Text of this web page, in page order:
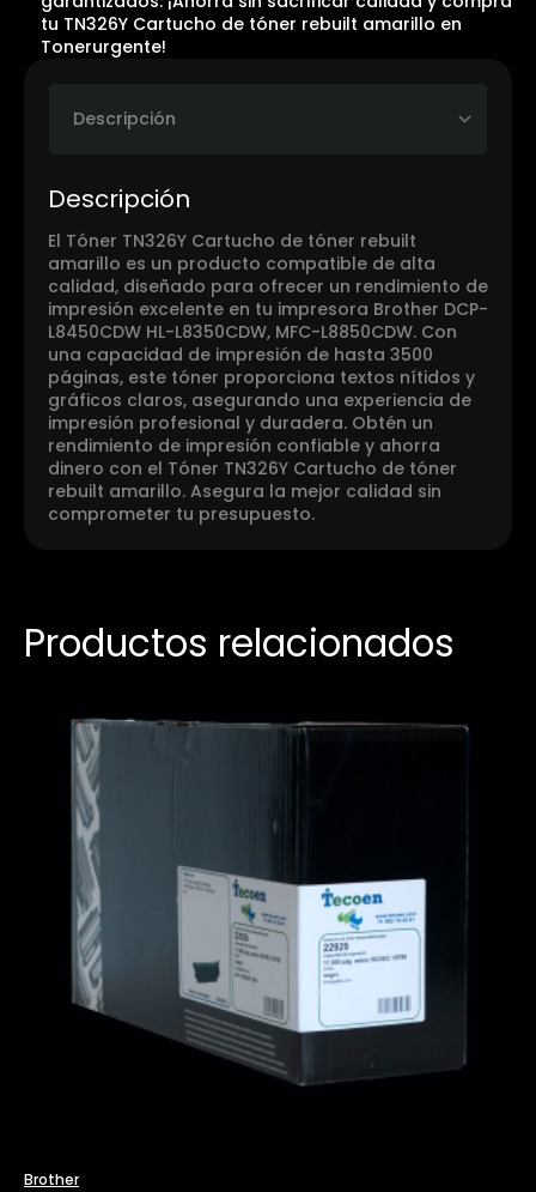
tu TN326Y Cartucho de tóner rebuilt amarillo en
Tonerurgente!
Descripción
El Tóner TN326Y Cartucho de tóner rebuilt
amarillo es un producto compatible de alta
calidad, diseñado para ofrecer un rendimiento de
impresión excelente en tu impresora Brother DCP-
L8450CDW HL-L8350CDW, MFC-L8850CDW. Con
una capacidad de impresión de hasta 3500
páginas, este tóner proporciona textos nítidos y
gráficos claros, asegurando una experiencia de
impresión profesional y duradera. Obtén un
rendimiento de impresión confiable y ahorra
dinero con el Tóner TN326Y Cartucho de tóner
rebuilt amarillo. Asegura la mejor calidad sin
comprometer tu presupuesto.
Productos relacionados
Brother